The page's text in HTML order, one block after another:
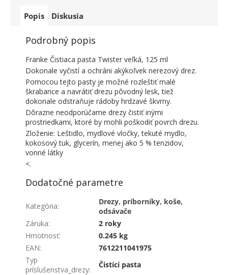
Popis Diskusia
Podrobný popis
Franke Čistiaca pasta Twister veľká, 125 ml
Dokonale vyčistí a ochráni akýkoľvek nerezový drez.
Pomocou tejto pasty je možné rozleštiť malé
škrabance a navrátiť drezu pôvodný lesk, tiež
dokonale odstraňuje rádoby hrdzavé škvrny.
Dôrazne neodporúčame drezy čistiť inými
prostriedkami, ktoré by mohli poškodiť povrch drezu.
Zloženie: Leštidlo, mydlové vločky, tekuté mydlo,
kokosový tuk, glycerín, menej ako 5 % tenzidov,
vonné látky
<.
Dodatočné parametre
Kategória:
Drezy, príborníky, koše,
odsávače
Záruka:
2 roky
Hmotnosť:
0.245 kg
EAN:
7612211041975
Typ
príslušenstva_drezy:
Čistící pasta